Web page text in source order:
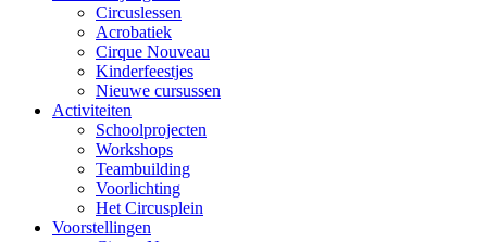
Circuslessen
Acrobatiek
Cirque Nouveau
Kinderfeestjes
Nieuwe cursussen
Activiteiten
Schoolprojecten
Workshops
Teambuilding
Voorlichting
Het Circusplein
Voorstellingen